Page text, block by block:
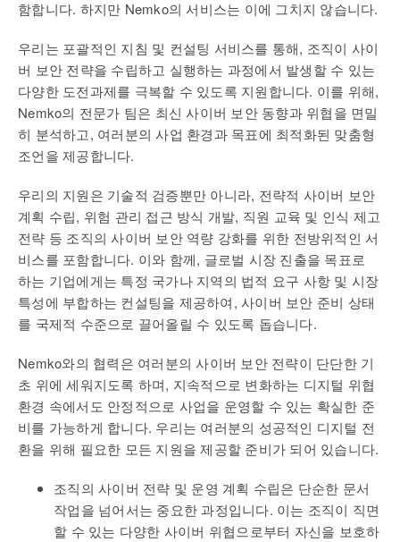
함합니다. 하지만 Nemko의 서비스는 이에 그치지 않습니다.
우리는 포괄적인 지침 및 컨설팅 서비스를 통해, 조직이 사이
버 보안 전략을 수립하고 실행하는 과정에서 발생할 수 있는
다양한 도전과제를 극복할 수 있도록 지원합니다. 이를 위해,
Nemko의 전문가 팀은 최신 사이버 보안 동향과 위협을 면밀
히 분석하고, 여러분의 사업 환경과 목표에 최적화된 맞춤형
조언을 제공합니다.
우리의 지원은 기술적 검증뿐만 아니라, 전략적 사이버 보안
계획 수립, 위험 관리 접근 방식 개발, 직원 교육 및 인식 제고
전략 등 조직의 사이버 보안 역량 강화를 위한 전방위적인 서
비스를 포함합니다. 이와 함께, 글로벌 시장 진출을 목표로
하는 기업에게는 특정 국가나 지역의 법적 요구 사항 및 시장
특성에 부합하는 컨설팅을 제공하여, 사이버 보안 준비 상태
를 국제적 수준으로 끌어올릴 수 있도록 돕습니다.
Nemko와의 협력은 여러분의 사이버 보안 전략이 단단한 기
초 위에 세워지도록 하며, 지속적으로 변화하는 디지털 위협
환경 속에서도 안정적으로 사업을 운영할 수 있는 확실한 준
비를 가능하게 합니다. 우리는 여러분의 성공적인 디지털 전
환을 위해 필요한 모든 지원을 제공할 준비가 되어 있습니다.
조직의 사이버 전략 및 운영 계획 수립은 단순한 문서
작업을 넘어서는 중요한 과정입니다. 이는 조직이 직면
할 수 있는 다양한 사이버 위협으로부터 자신을 보호하